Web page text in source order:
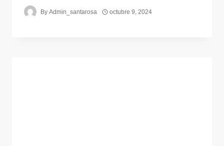
By Admin_santarosa octubre 9, 2024